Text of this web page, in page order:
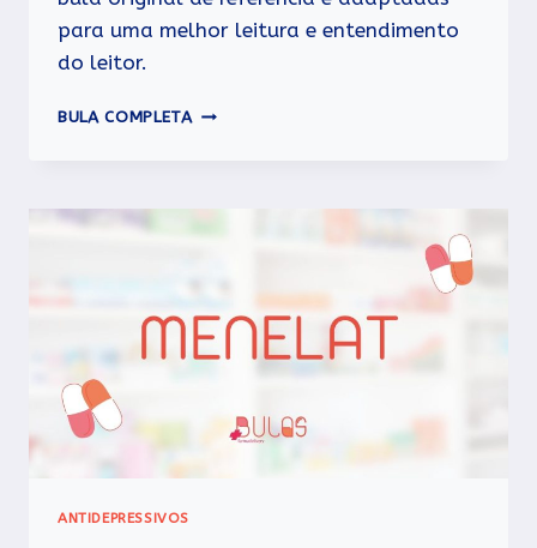
para uma melhor leitura e entendimento
do leitor.
BULA COMPLETA SEROQUEL
ANTIDEPRESSIVOS